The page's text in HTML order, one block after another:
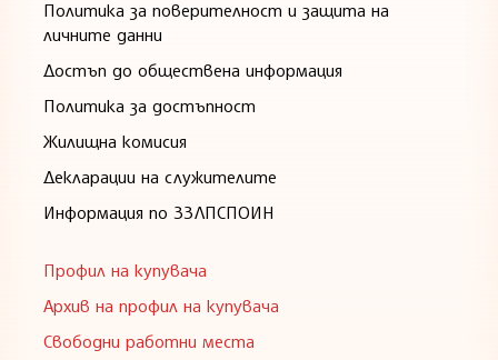
Политика за поверителност и защита на
личните данни
Достъп до обществена информация
Политика за достъпност
Жилищна комисия
Декларации на служителите
Информация по ЗЗЛПСПОИН
Профил на купувача
Архив на профил на купувача
Свободни работни места